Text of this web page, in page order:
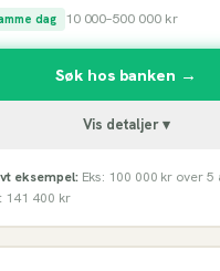
dag 10 000–500 000kr
Søk hos banken →
Vis detaljer ▾
eksempel: Eks: 100 000 kr over 5
141 400 kr